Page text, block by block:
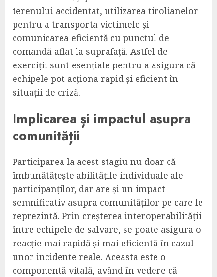
terenului accidentat, utilizarea tirolianelor
pentru a transporta victimele și
comunicarea eficientă cu punctul de
comandă aflat la suprafață. Astfel de
exerciții sunt esențiale pentru a asigura că
echipele pot acționa rapid și eficient în
situații de criză.
Implicarea și impactul asupra
comunității
Participarea la acest stagiu nu doar că
îmbunătățește abilitățile individuale ale
participanților, dar are și un impact
semnificativ asupra comunităților pe care le
reprezintă. Prin creșterea interoperabilității
între echipele de salvare, se poate asigura o
reacție mai rapidă și mai eficientă în cazul
unor incidente reale. Aceasta este o
componentă vitală, având în vedere că